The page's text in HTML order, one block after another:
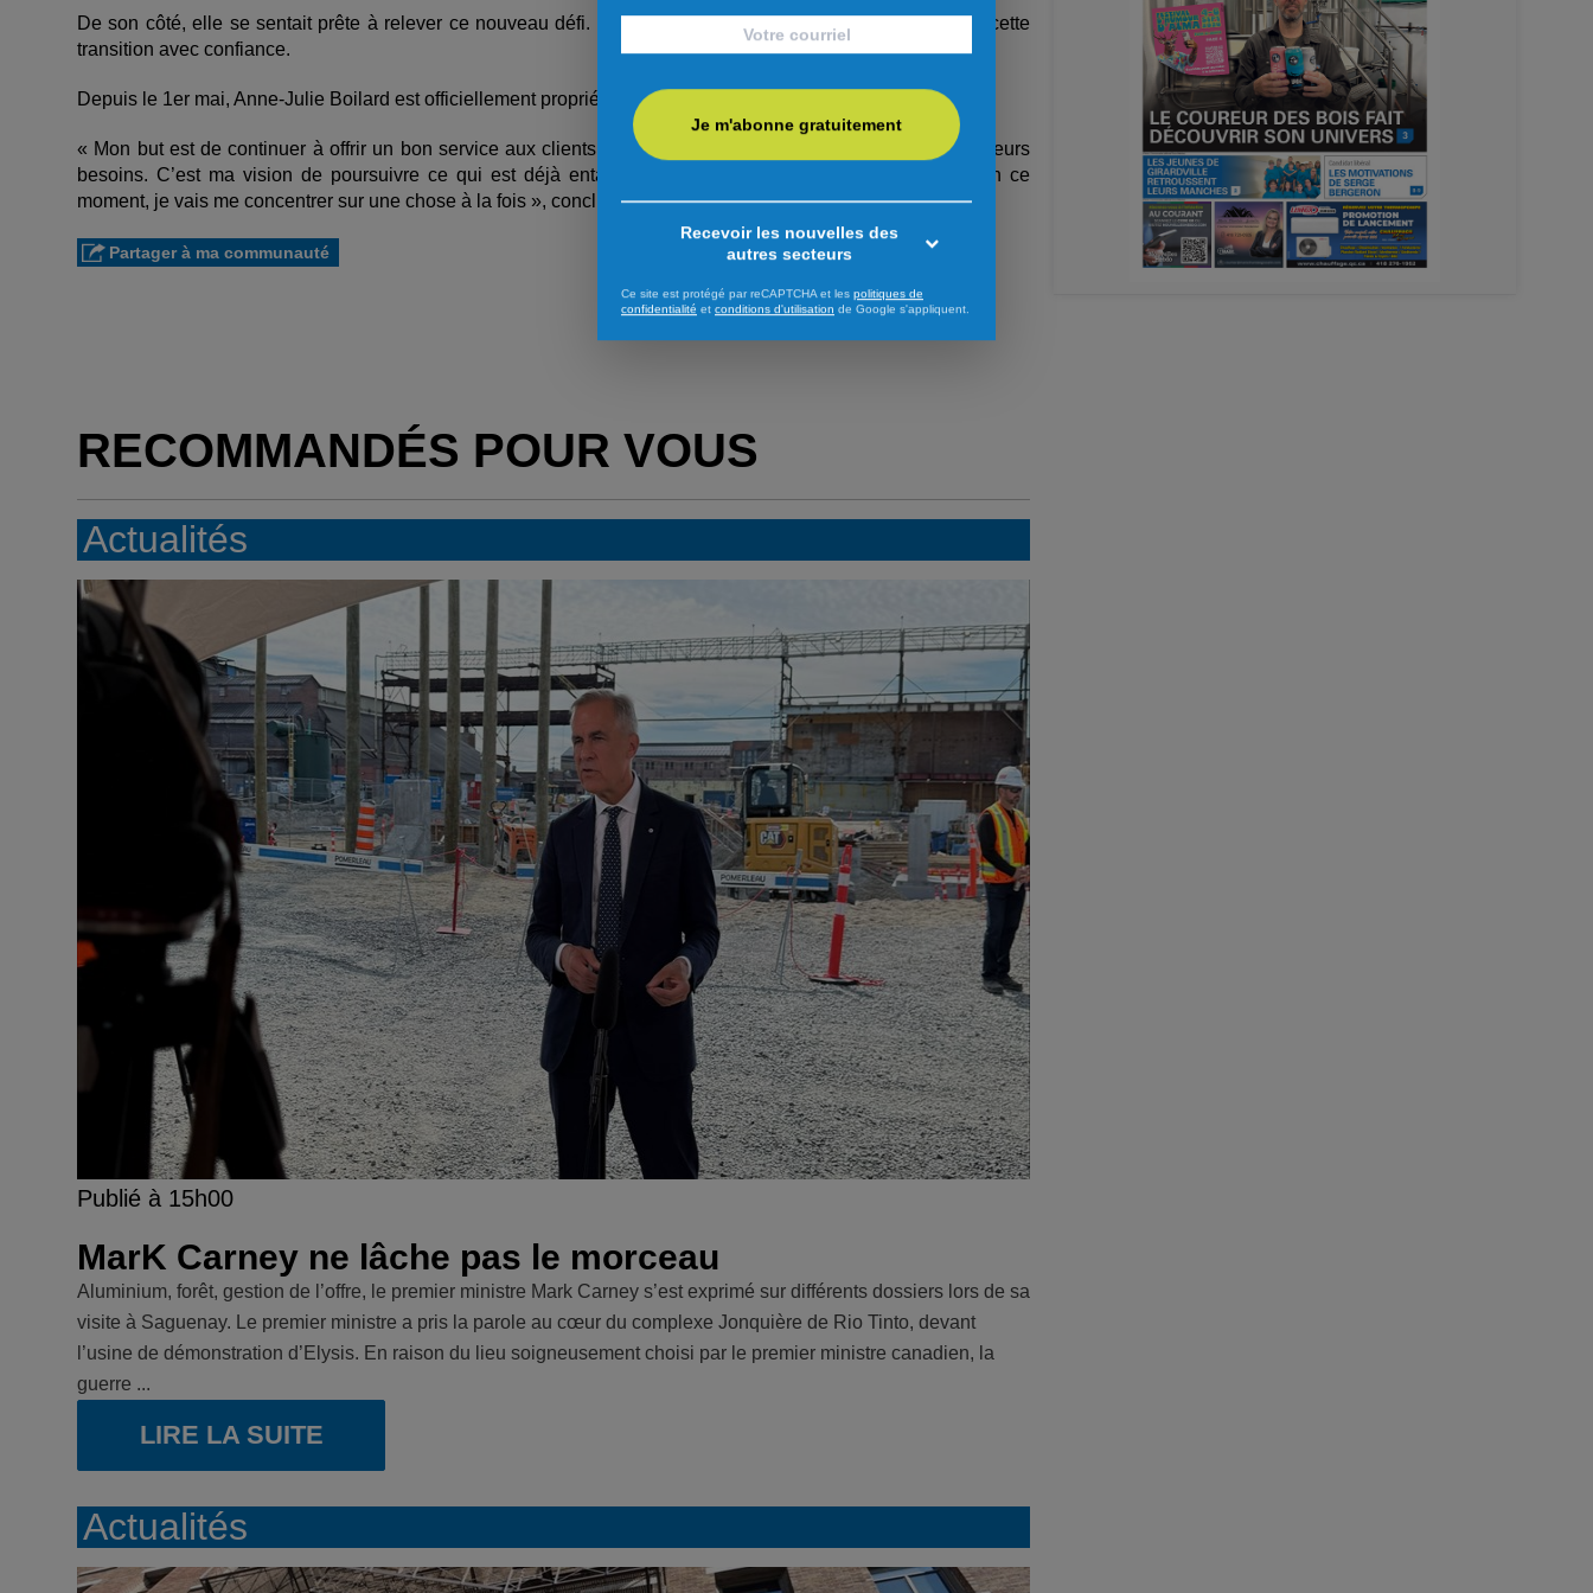
De son côté, elle se sentait prête à relever ce nouveau défi. Elle connaît bien l’équipe en place et aborde cette
transition avec confiance.
Depuis le 1er mai, Anne-Julie Boilard est officiellement propriétaire de la pharmacie.
« Mon but est de continuer à offrir un bon service aux clients et les soins appropriés pour eux, répondre à leurs
besoins. C’est ma vision de poursuivre ce qui est déjà entamé. J’ai des projets et des idées en tête. En ce
moment, je vais me concentrer sur une chose à la fois », conclut-elle.
Partager à ma communauté
RECOMMANDÉS POUR VOUS
Actualités
Publié à 15h00
MarK Carney ne lâche pas le morceau
Aluminium, forêt, gestion de l’offre, le premier ministre Mark Carney s’est exprimé sur différents dossiers lors de sa
visite à Saguenay. Le premier ministre a pris la parole au cœur du complexe Jonquière de Rio Tinto, devant
l’usine de démonstration d’Elysis. En raison du lieu soigneusement choisi par le premier ministre canadien, la
guerre ...
LIRE LA SUITE
Actualités
Je m'abonne gratuitement
Recevoir les nouvelles des
autres secteurs
Ce site est protégé par reCAPTCHA et les politiques de
confidentialité et conditions d'utilisation de Google s'appliquent.